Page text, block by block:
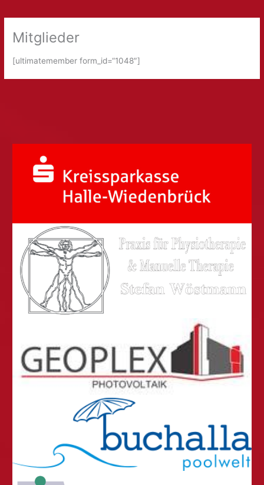
Mitglieder
[ultimatemember form_id=“1048″]